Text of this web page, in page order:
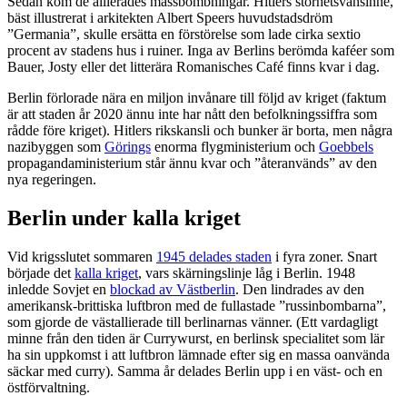
bäst illustrerat i arkitekten Albert Speers huvudstadsdröm
”Germania”, skulle ersätta en förstörelse som lade cirka sextio
procent av stadens hus i ruiner. Inga av Berlins berömda kaféer som
Bauer, Josty eller det litterära Romanisches Café finns kvar i dag.
Berlin förlorade nära en miljon invånare till följd av kriget (faktum
är att staden år 2020 ännu inte har nått den befolkningssiffra som
rådde före kriget). Hitlers rikskansli och bunker är borta, men några
nazibyggen som Görings enorma flygministerium och Goebbels
propagandaministerium står ännu kvar och ”återanvänds” av den
nya regeringen.
Berlin under kalla kriget
Vid krigsslutet sommaren 1945 delades staden i fyra zoner. Snart
började det kalla kriget, vars skärningslinje låg i Berlin. 1948
inledde Sovjet en blockad av Västberlin. Den lindrades av den
amerikansk-brittiska luftbron med de fullastade ”russinbombarna”,
som gjorde de västallierade till berlinarnas vänner. (Ett vardagligt
minne från den tiden är Currywurst, en berlinsk specialitet som lär
ha sin uppkomst i att luftbron lämnade efter sig en massa oanvända
säckar med curry). Samma år delades Berlin upp i en väst- och en
östförvaltning.